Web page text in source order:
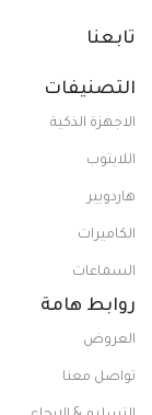
تابعنا
التصنيفات
الاجهزة الذكية
اللابتوب
هاردويير
الكاميرات
السماعات
روابط هامة
العروض
تواصل معنا